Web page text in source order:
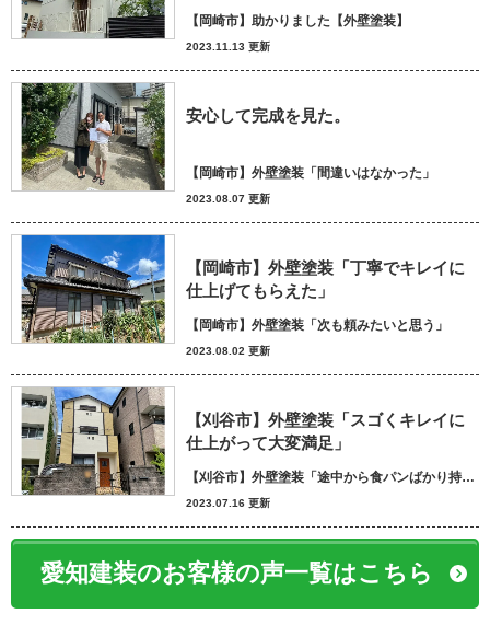
【岡崎市】助かりました【外壁塗装】
2023.11.13 更新
安心して完成を見た。
【岡崎市】外壁塗装「間違いはなかった」
2023.08.07 更新
【岡崎市】外壁塗装「丁寧でキレイに
仕上げてもらえた」
【岡崎市】外壁塗装「次も頼みたいと思う」
2023.08.02 更新
【刈谷市】外壁塗装「スゴくキレイに
仕上がって大変満足」
【刈谷市】外壁塗装「途中から食パンばかり持ってきてパン屋さんかと思いました笑」
2023.07.16 更新
愛知建装のお客様の声一覧はこちら